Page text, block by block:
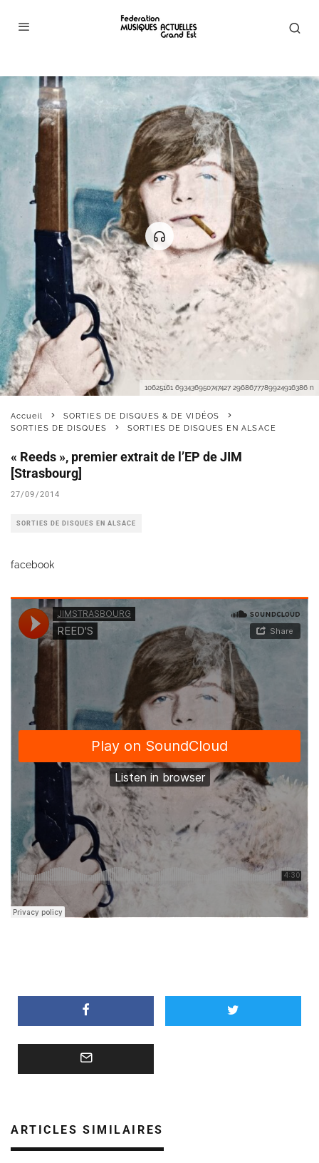
10625161 693436950747427 2968677789924916386 n
Accueil
SORTIES DE DISQUES & DE VIDÉOS
SORTIES DE DISQUES
SORTIES DE DISQUES EN ALSACE
« Reeds », premier extrait de l’EP de JIM
[Strasbourg]
27/09/2014
SORTIES DE DISQUES EN ALSACE
facebook
ARTICLES SIMILAIRES